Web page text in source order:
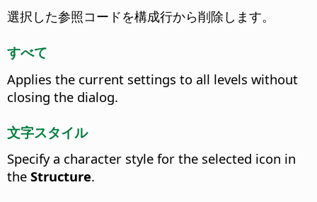
選択した参照コードを構成行から削除します。
すべて
Applies the current settings to all levels without
closing the dialog.
文字スタイル
Specify a character style for the selected icon in
the Structure.